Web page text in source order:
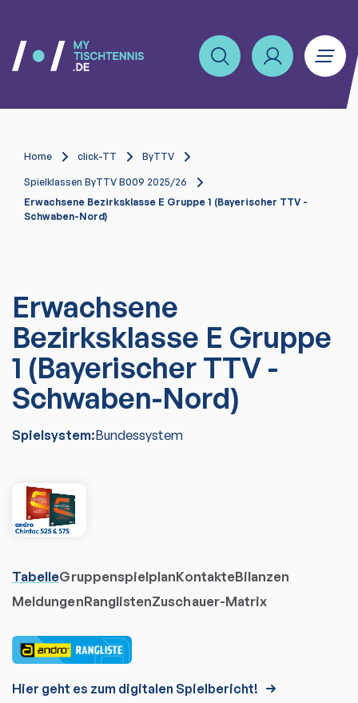
Home click-TT ByTTV
Spielklassen ByTTV B009 2025/26
Erwachsene Bezirksklasse E Gruppe 1 (Bayerischer TTV -
Schwaben-Nord)
Erwachsene
Bezirksklasse E Gruppe
1 (Bayerischer TTV -
Schwaben-Nord)
Spielsystem:Bundessystem
TabelleGruppenspielplanKontakteBilanzen
MeldungenRanglistenZuschauer-Matrix
Hier geht es zum digitalen Spielbericht!